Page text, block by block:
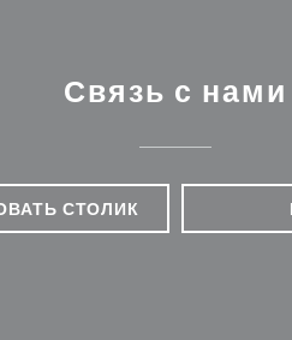
Связь с нами
СТОЛИК